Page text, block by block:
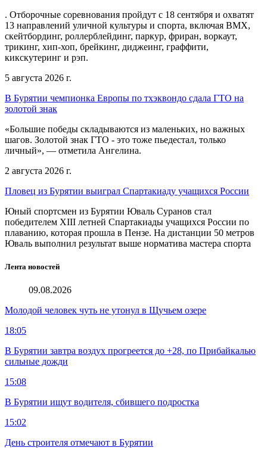
. Отборочные соревнования пройдут с 18 сентября и охватят
13 направлений уличной культуры и спорта, включая BMX,
скейтбординг, роллерблейдинг, паркур, фриран, воркаут,
трикинг, хип-хоп, брейкинг, диджеинг, граффити,
кикскутеринг и рэп.
5 августа 2026 г.
В Бурятии чемпионка Европы по тхэквондо сдала ГТО на
золотой знак
«Большие победы складываются из маленьких, но важных
шагов. Золотой знак ГТО - это тоже пьедестал, только
личный», — отметила Ангелина.
2 августа 2026 г.
Пловец из Бурятии выиграл Спартакиаду учащихся России
Юный спортсмен из Бурятии Юваль Суранов стал
победителем XIII летней Спартакиады учащихся России по
плаванию, которая прошла в Пензе. На дистанции 50 метров
Юваль выполнил результат выше норматива мастера спорта
Лента новостей
09.08.2026
Молодой человек чуть не утонул в Щучьем озере
18:05
В Бурятии завтра воздух прогреется до +28, по Прибайкалью
сильные дожди
15:08
В Бурятии ищут водителя, сбившего подростка
15:02
День строителя отмечают в Бурятии